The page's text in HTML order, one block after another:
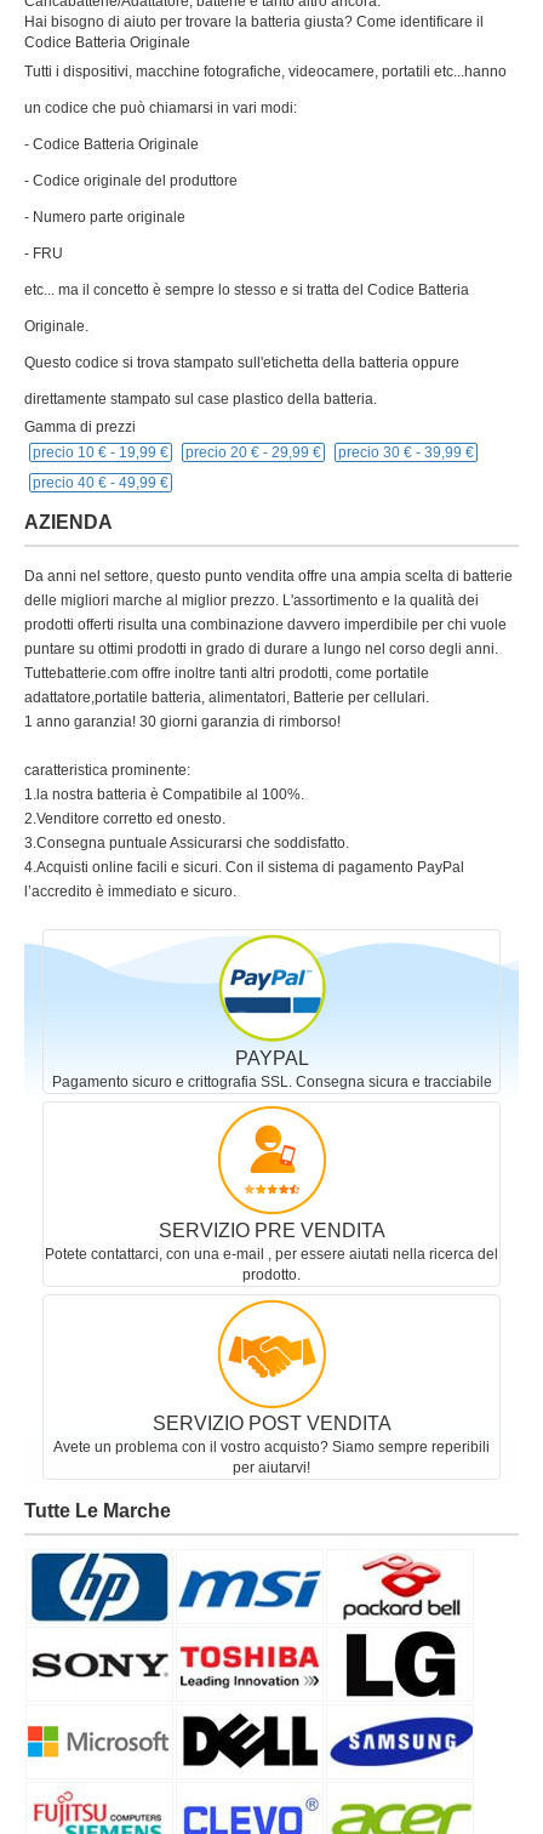
Hai bisogno di aiuto per trovare la batteria giusta? Come identificare il
Codice Batteria Originale
Tutti i dispositivi, macchine fotografiche, videocamere, portatili etc...hanno
un codice che può chiamarsi in vari modi:
- Codice Batteria Originale
- Codice originale del produttore
- Numero parte originale
- FRU
etc... ma il concetto è sempre lo stesso e si tratta del Codice Batteria
Originale.
Questo codice si trova stampato sull'etichetta della batteria oppure
direttamente stampato sul case plastico della batteria.
Gamma di prezzi
precio 10 € - 19,99 € precio 20 € - 29,99 € precio 30 € - 39,99 €
precio 40 € - 49,99 €
AZIENDA
Da anni nel settore, questo punto vendita offre una ampia scelta di batterie
delle migliori marche al miglior prezzo. L'assortimento e la qualità dei
prodotti offerti risulta una combinazione davvero imperdibile per chi vuole
puntare su ottimi prodotti in grado di durare a lungo nel corso degli anni.
Tuttebatterie.com offre inoltre tanti altri prodotti, come portatile
adattatore,portatile batteria, alimentatori, Batterie per cellulari.
1 anno garanzia! 30 giorni garanzia di rimborso!
caratteristica prominente:
1.la nostra batteria è Compatibile al 100%.
2.Venditore corretto ed onesto.
3.Consegna puntuale Assicurarsi che soddisfatto.
4.Acquisti online facili e sicuri. Con il sistema di pagamento PayPal
l’accredito è immediato e sicuro.
PAYPAL
Pagamento sicuro e crittografia SSL. Consegna sicura e tracciabile
SERVIZIO PRE VENDITA
Potete contattarci, con una e-mail , per essere aiutati nella ricerca del
prodotto.
SERVIZIO POST VENDITA
Avete un problema con il vostro acquisto? Siamo sempre reperibili
per aiutarvi!
Tutte Le Marche